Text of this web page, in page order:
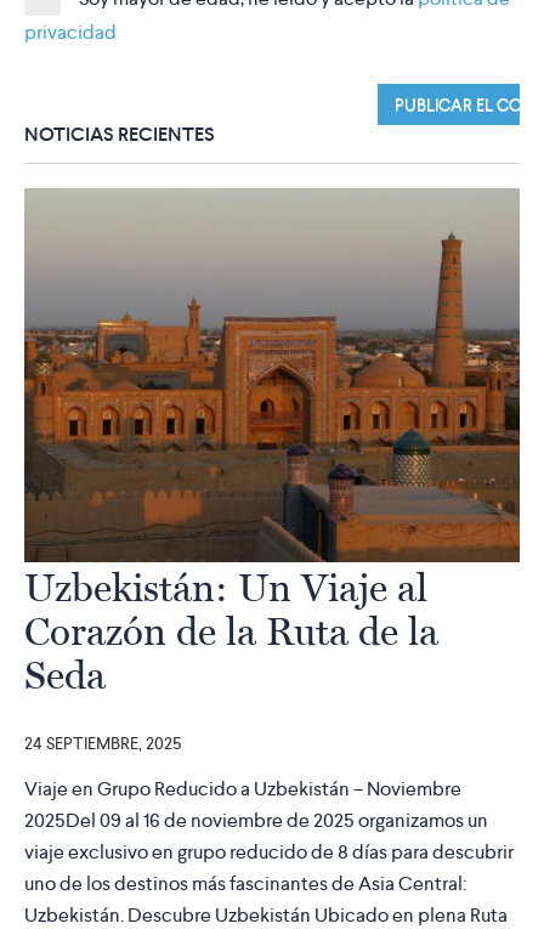
privacidad
NOTICIAS RECIENTES
Uzbekistán: Un Viaje al
Corazón de la Ruta de la
Seda
24 SEPTIEMBRE, 2025
Viaje en Grupo Reducido a Uzbekistán – Noviembre
2025Del 09 al 16 de noviembre de 2025 organizamos un
viaje exclusivo en grupo reducido de 8 días para descubrir
uno de los destinos más fascinantes de Asia Central:
Uzbekistán. Descubre Uzbekistán Ubicado en plena Ruta